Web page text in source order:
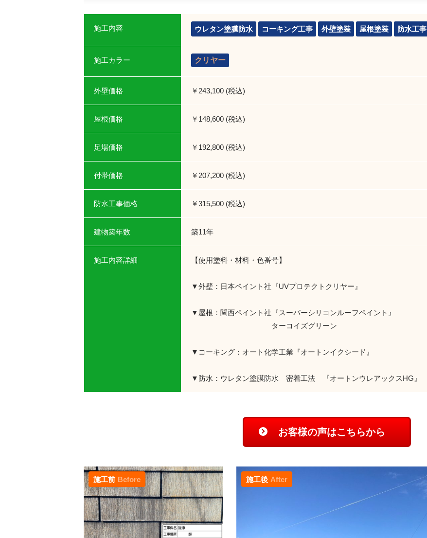
施工内容 ウレタン塗膜防水 コーキング工事 外壁塗装 屋根塗装 防水工事
施工カラー クリヤー
外壁価格 ￥243,100 (税込)
屋根価格 ￥148,600 (税込)
足場価格 ￥192,800 (税込)
付帯価格 ￥207,200 (税込)
防水工事価格 ￥315,500 (税込)
建物築年数 築11年
施工内容詳細 【使用塗料・材料・色番号】
▼外壁：日本ペイント社『UVプロテクトクリヤー』
▼屋根：関西ペイント社『スーパーシリコンルーフペイント』
ターコイズグリーン
▼コーキング：オート化学工業『オートンイクシード』
▼防水：ウレタン塗膜防水 密着工法 『オートンウレアックスHG』
お客様の声はこちらから
施工前 Before 施工後 After